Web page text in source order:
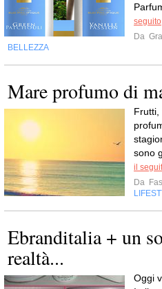
seguito
Da
BELLEZZA
Mare profumo di
sono
il
Da
Ebranditalia + un
realtà...
Oggi